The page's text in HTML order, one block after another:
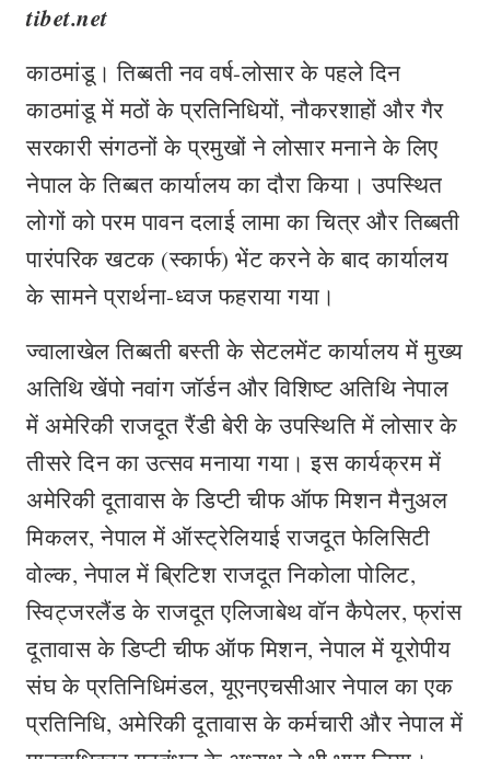
tibet.net
काठमांडू। तिब्बती नव वर्ष-लोसार के पहले दिन
काठमांडू में मठों के प्रतिनिधियों, नौकरशाहों और गैर
सरकारी संगठनों के प्रमुखों ने लोसार मनाने के लिए
नेपाल के तिब्बत कार्यालय का दौरा किया। उपस्थित
लोगों को परम पावन दलाई लामा का चित्र और तिब्बती
पारंपरिक खटक (स्कार्फ) भेंट करने के बाद कार्यालय
के सामने प्रार्थना-ध्वज फहराया गया।
ज्वालाखेल तिब्बती बस्ती के सेटलमेंट कार्यालय में मुख्य
अतिथि खेंपो नवांग जॉर्डन और विशिष्ट अतिथि नेपाल
में अमेरिकी राजदूत रैंडी बेरी के उपस्थिति में लोसार के
तीसरे दिन का उत्सव मनाया गया। इस कार्यक्रम में
अमेरिकी दूतावास के डिप्टी चीफ ऑफ मिशन मैनुअल
मिकलर, नेपाल में ऑस्ट्रेलियाई राजदूत फेलिसिटी
वोल्क, नेपाल में ब्रिटिश राजदूत निकोला पोलिट,
स्विट्जरलैंड के राजदूत एलिजाबेथ वॉन कैपेलर, फ्रांस
दूतावास के डिप्टी चीफ ऑफ मिशन, नेपाल में यूरोपीय
संघ के प्रतिनिधिमंडल, यूएनएचसीआर नेपाल का एक
प्रतिनिधि, अमेरिकी दूतावास के कर्मचारी और नेपाल में